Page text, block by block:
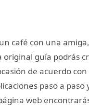
café con una
original guía podrás
de acuerdo
paso a paso
web